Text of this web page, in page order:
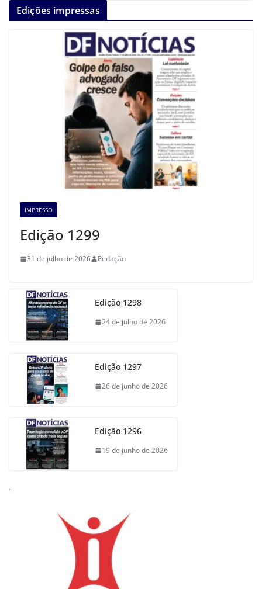
Edições impressas
IMPRESSO
Edição 1299
31 de julho de 2026 Redação
Edição 1298
24 de julho de 2026
Edição 1297
26 de junho de 2026
Edição 1296
19 de junho de 2026